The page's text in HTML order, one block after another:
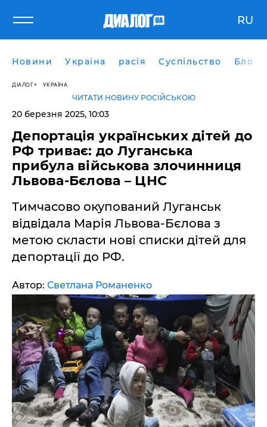
RU
Новини Україна расія Суспільство Блоги
ДІАЛОГ УКРАЇНА
ЧИТАТИ НОВИНУ РОСІЙСЬКОЮ
20 березня 2025, 10:03
Депортація українських дітей до
РФ триває: до Луганська
прибула військова злочинниця
Львова-Бєлова – ЦНС
Тимчасово окупований Луганськ
відвідала Марія Львова-Бєлова з
метою скласти нові списки дітей для
депортації до РФ.
Автор: Светлана Романенко